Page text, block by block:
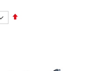
Imposta